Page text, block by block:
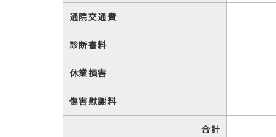
通院交通費
診断書料
休業損害
傷害慰謝料
合計